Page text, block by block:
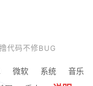
代码不修BUG
微软 系统
音乐